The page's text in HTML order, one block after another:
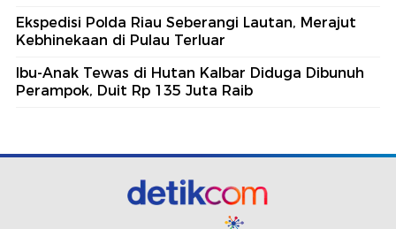
Ekspedisi Polda Riau Seberangi Lautan, Merajut
Kebhinekaan di Pulau Terluar
Ibu-Anak Tewas di Hutan Kalbar Diduga Dibunuh
Perampok, Duit Rp 135 Juta Raib